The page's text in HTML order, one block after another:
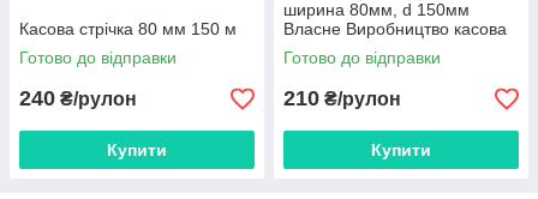
Касова стрічка 80 мм 150 м
Готово до відправки
240 ₴/рулон
Купити
ширина 80мм, d 150мм
Власне Виробництво касова
стрічка
Готово до відправки
210 ₴/рулон
Купити